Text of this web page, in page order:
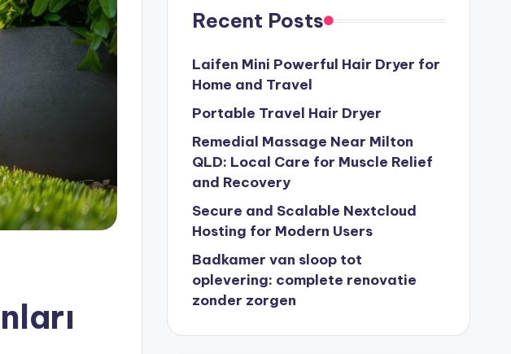
Recent Posts
Laifen Mini Powerful Hair Dryer for
Home and Travel
Portable Travel Hair Dryer
Remedial Massage Near Milton
QLD: Local Care for Muscle Relief
and Recovery
Secure and Scalable Nextcloud
Hosting for Modern Users
Badkamer van sloop tot
oplevering: complete renovatie
zonder zorgen